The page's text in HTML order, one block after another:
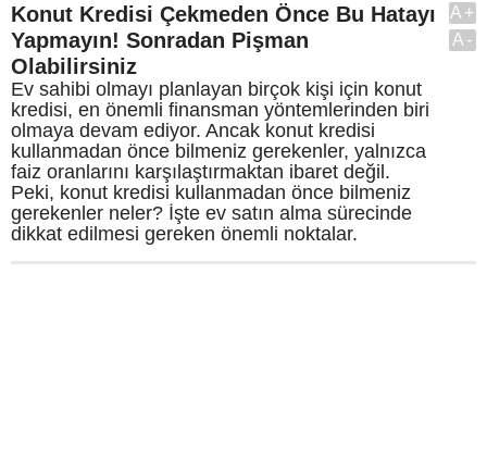
Konut Kredisi Çekmeden Önce Bu Hatayı
Yapmayın! Sonradan Pişman
Olabilirsiniz
Ev sahibi olmayı planlayan birçok kişi için konut
kredisi, en önemli finansman yöntemlerinden biri
olmaya devam ediyor. Ancak konut kredisi
kullanmadan önce bilmeniz gerekenler, yalnızca
faiz oranlarını karşılaştırmaktan ibaret değil.
Peki, konut kredisi kullanmadan önce bilmeniz
gerekenler neler? İşte ev satın alma sürecinde
dikkat edilmesi gereken önemli noktalar.
A+
A-